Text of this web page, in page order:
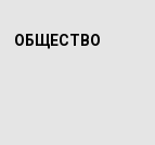
ОБЩЕСТВО